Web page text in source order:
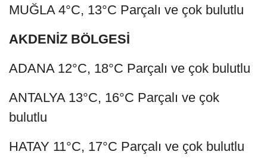
MUĞLA 4°C, 13°C Parçalı ve çok bulutlu
AKDENİZ BÖLGESİ
ADANA 12°C, 18°C Parçalı ve çok bulutlu
ANTALYA 13°C, 16°C Parçalı ve çok
bulutlu
HATAY 11°C, 17°C Parçalı ve çok bulutlu